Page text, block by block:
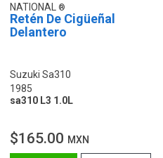
NATIONAL
Retén De Cigüeñal
Delantero
Suzuki Sa310
1985
sa310 L3 1.0L
$165.00 MXN